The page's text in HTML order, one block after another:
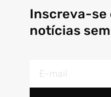
Inscreva-se
notícias
mail